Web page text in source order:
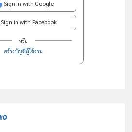
Sign in with Google
Sign in with Facebook
หรือ
สร้างบัญชีผู้ใช้งาน
ง